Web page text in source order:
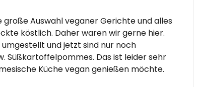
Auswahl veganer Gerichte und alles
köstlich. Daher waren wir gerne hier.
und jetzt sind nur noch
Süßkartoffelpommes. Das ist leider sehr
Küche vegan genießen möchte.